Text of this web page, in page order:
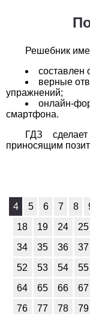
2 3 4
2 3 4
Решебник
составлен
верные
упражнений;
онлайн-
смартфона.
ГДЗ
приносящим
4 5 6 7 8
18
19 24 25
34
35 36 37
52
53 54 55
64
65 66 67
76
77 78 79